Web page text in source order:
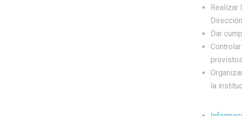
Realizar
Dirección
Dar
la